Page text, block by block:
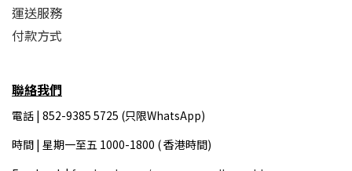
運送服務
付款方式
聯絡我們
電話 | 852-9385 5725 (只限WhatsApp)
時間 | 星期一至五 1000-1800 ( 香港時間)